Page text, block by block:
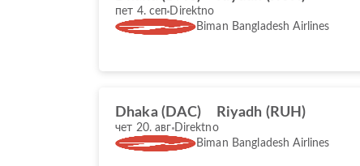
пет 4. сеп Direktno
Biman Bangladesh Airlines
Dhaka (DAC) Riyadh (RUH)
чет 20. авг Direktno
Biman Bangladesh Airlines